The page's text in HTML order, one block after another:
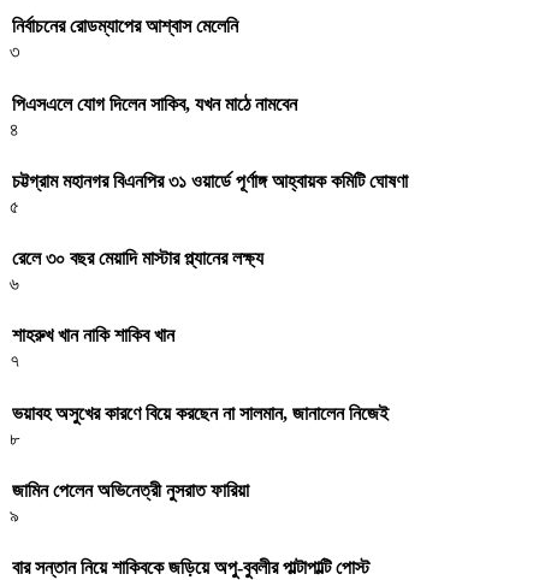
নির্বাচনের রোডম্যাপের আশ্বাস মেলেনি
৩
পিএসএলে যোগ দিলেন সাকিব, যখন মাঠে নামবেন
৪
চট্টগ্রাম মহানগর বিএনপির ৩১ ওয়ার্ডে পূর্ণাঙ্গ আহ্বায়ক কমিটি ঘোষণা
৫
রেলে ৩০ বছর মেয়াদি মাস্টার প্ল্যানের লক্ষ্য
৬
শাহরুখ খান নাকি শাকিব খান
৭
ভয়াবহ অসুখের কারণে বিয়ে করছেন না সালমান, জানালেন নিজেই
৮
জামিন পেলেন অভিনেত্রী নুসরাত ফারিয়া
৯
বার সন্তান নিয়ে শাকিবকে জড়িয়ে অপু-বুবলীর পাল্টাপাল্টি পোস্ট